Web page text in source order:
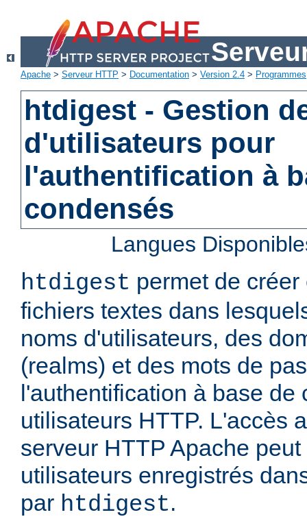
Apache > Serveur HTTP > Documentation > Version 2.4 > Programmes
htdigest - Gestion
d'utilisateurs pour
l'authentification à
condensés
Langues
htdigest permet de
fichiers textes dans
noms d'utilisateurs, des
(realms) et des mots de
l'authentification à base de
utilisateurs HTTP. L'accès
serveur HTTP Apache
utilisateurs enregistrés
par htdigest.